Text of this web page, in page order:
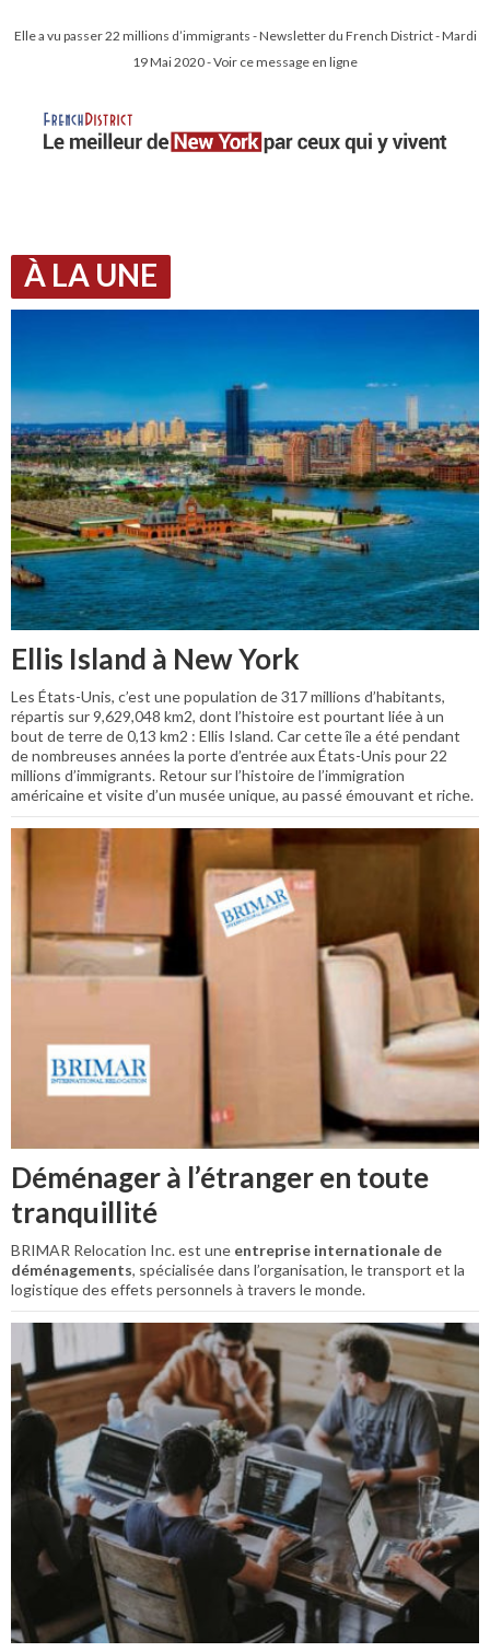
Elle a vu passer 22 millions d’immigrants - Newsletter du French District - Mardi
19 Mai 2020 - Voir ce message en ligne
À LA UNE
Ellis Island à New York
Les États-Unis, c’est une population de 317 millions d’habitants,
répartis sur 9,629,048 km2, dont l’histoire est pourtant liée à un
bout de terre de 0,13 km2 : Ellis Island. Car cette île a été pendant
de nombreuses années la porte d’entrée aux États-Unis pour 22
millions d’immigrants. Retour sur l’histoire de l’immigration
américaine et visite d’un musée unique, au passé émouvant et riche.
Déménager à l’étranger en toute
tranquillité
BRIMAR Relocation Inc. est une entreprise internationale de
déménagements, spécialisée dans l’organisation, le transport et la
logistique des effets personnels à travers le monde.